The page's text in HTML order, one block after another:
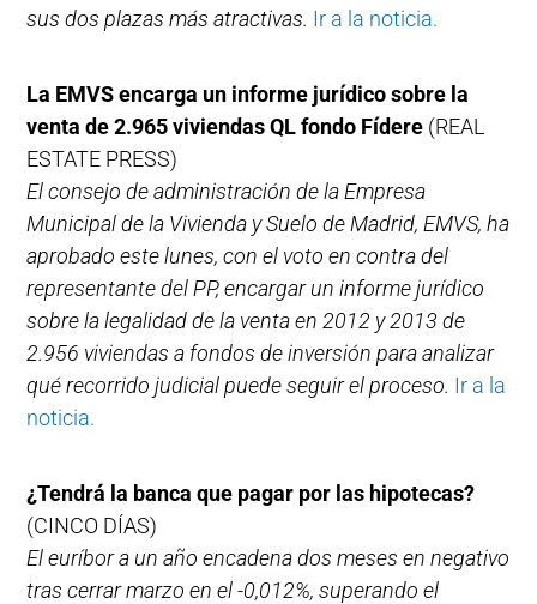
sus dos plazas más atractivas. Ir a la noticia.
La EMVS encarga un informe jurídico sobre la
venta de 2.965 viviendas QL fondo Fídere (REAL
ESTATE PRESS)
El consejo de administración de la Empresa
Municipal de la Vivienda y Suelo de Madrid, EMVS, ha
aprobado este lunes, con el voto en contra del
representante del PP, encargar un informe jurídico
sobre la legalidad de la venta en 2012 y 2013 de
2.956 viviendas a fondos de inversión para analizar
qué recorrido judicial puede seguir el proceso. Ir a la
noticia.
¿Tendrá la banca que pagar por las hipotecas?
(CINCO DÍAS)
El euríbor a un año encadena dos meses en negativo
tras cerrar marzo en el -0,012%, superando el